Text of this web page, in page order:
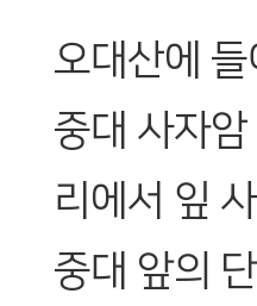
오대산에
중대 사자
리에서 잎
중대 앞의